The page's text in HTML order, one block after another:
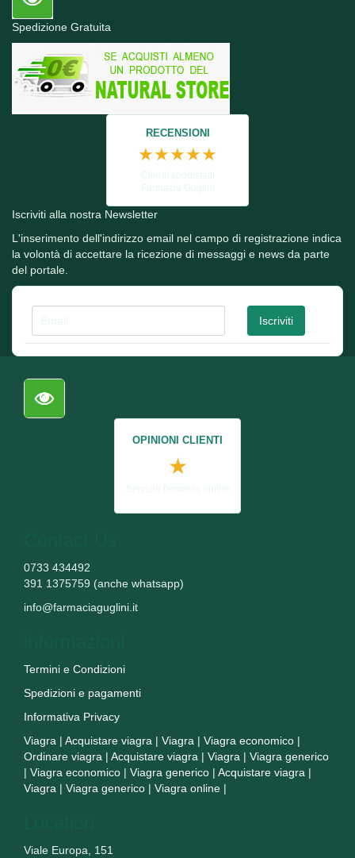
Spedizione Gratuita
RECENSIONI
★★★★★
Iscriviti alla nostra Newsletter
L'inserimento dell'indirizzo email nel campo di registrazione indica
la volontà di accettare la ricezione di messaggi e news da parte
del portale.
OPINIONI CLIENTI
★
0733 434492
391 1375759 (anche whatsapp)
info@farmaciaguglini.it
Termini e Condizioni
Spedizioni e pagamenti
Informativa Privacy
Viagra | Acquistare viagra | Viagra | Viagra economico |
Ordinare viagra | Acquistare viagra | Viagra | Viagra generico
| Viagra economico | Viagra generico | Acquistare viagra |
Viagra | Viagra generico | Viagra online |
Viale Europa, 151